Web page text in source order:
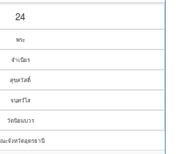
24
พระ
จำเนียร
สุขสวัสดิ์
จนฺทวํโส
วัดนิยมบวร
ะจังหวัดอุดรธานี